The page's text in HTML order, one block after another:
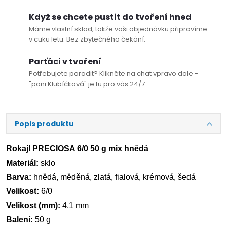
Když se chcete pustit do tvoření hned
Máme vlastní sklad, takže vaši objednávku připravíme
v cuku letu. Bez zbytečného čekání.
Parťáci v tvoření
Potřebujete poradit? Klikněte na chat vpravo dole -
"pani Klubíčková" je tu pro vás 24/7.
Popis produktu
Rokajl PRECIOSA 6/0 50 g mix hnědá
Materiál: sklo
Barva: hnědá, měděná, zlatá, fialová, krémová, šedá
Velikost: 6/0
Velikost (mm): 4,1 mm
Balení: 50 g